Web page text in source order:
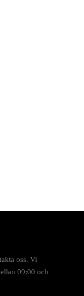
oss. Vi
09:00 och